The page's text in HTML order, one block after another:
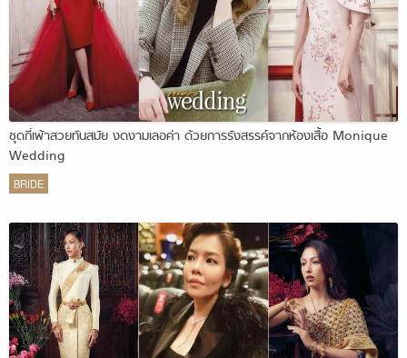
ชุดกี่เพ้าสวยทันสมัย งดงามเลอค่า ด้วยการรังสรรค์จากห้องเสื้อ Monique
Wedding
BRIDE